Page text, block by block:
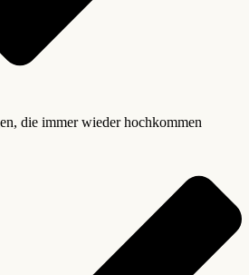
die immer wieder hochkommen